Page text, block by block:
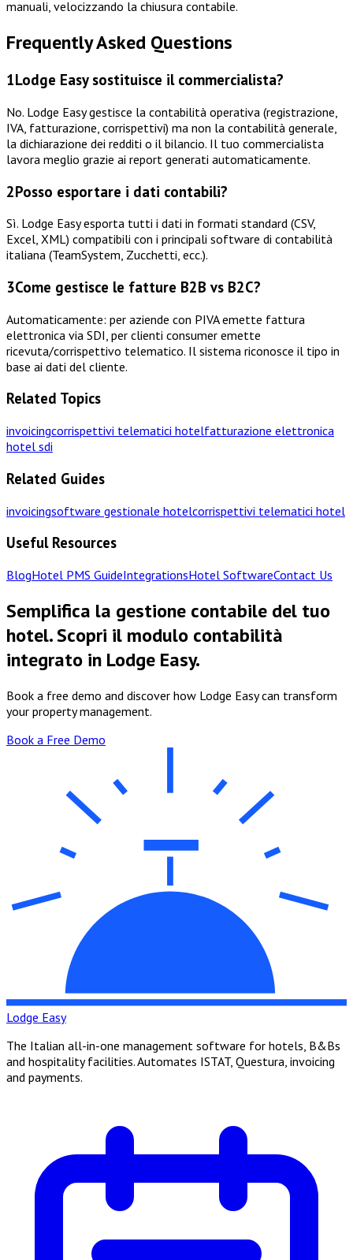
manuali, velocizzando la chiusura contabile.
Frequently Asked Questions
1Lodge Easy sostituisce il commercialista?
No. Lodge Easy gestisce la contabilità operativa (registrazione,
IVA, fatturazione, corrispettivi) ma non la contabilità generale,
la dichiarazione dei redditi o il bilancio. Il tuo commercialista
lavora meglio grazie ai report generati automaticamente.
2Posso esportare i dati contabili?
Sì. Lodge Easy esporta tutti i dati in formati standard (CSV,
Excel, XML) compatibili con i principali software di contabilità
italiana (TeamSystem, Zucchetti, ecc.).
3Come gestisce le fatture B2B vs B2C?
Automaticamente: per aziende con PIVA emette fattura
elettronica via SDI, per clienti consumer emette
ricevuta/corrispettivo telematico. Il sistema riconosce il tipo in
base ai dati del cliente.
Related Topics
invoicingcorrispettivi telematici hotelfatturazione elettronica
hotel sdi
Related Guides
invoicingsoftware gestionale hotelcorrispettivi telematici hotel
Useful Resources
BlogHotel PMS GuideIntegrationsHotel SoftwareContact Us
Semplifica la gestione contabile del tuo
hotel. Scopri il modulo contabilità
integrato in Lodge Easy.
Book a free demo and discover how Lodge Easy can transform
your property management.
Book a Free Demo
Lodge Easy
The Italian all-in-one management software for hotels, B&Bs
and hospitality facilities. Automates ISTAT, Questura, invoicing
and payments.